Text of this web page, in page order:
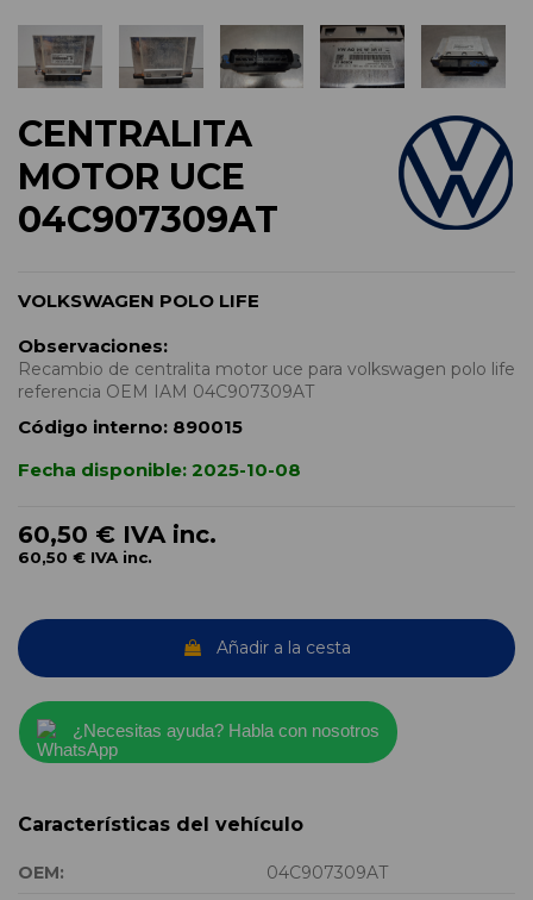
CENTRALITA
MOTOR UCE
04C907309AT
VOLKSWAGEN POLO LIFE
Observaciones:
Recambio de centralita motor uce para volkswagen polo life
referencia OEM IAM 04C907309AT
Código interno: 890015
Fecha disponible: 2025-10-08
60,50 € IVA inc.
60,50 € IVA inc.
Añadir a la cesta
¿Necesitas ayuda? Habla con nosotros
Características del vehículo
OEM:
04C907309AT